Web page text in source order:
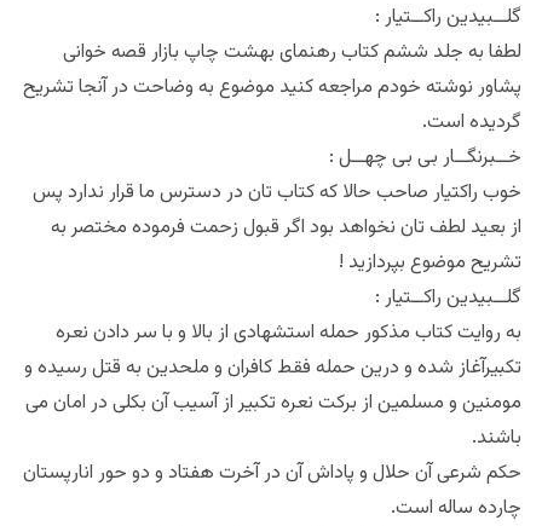
گلــبیدین راکــتیار :
لطفا به جلد ششم کتاب رهنمای بهشت چاپ بازار قصه خوانی
پشاور نوشته خودم مراجعه کنید موضوع به وضاحت در آنجا تشریح
گردیده است.
خــبرنگــار بی بی چهــل :
خوب راکتیار صاحب حالا که کتاب تان در دسترس ما قرار ندارد پس
از بعید لطف تان نخواهد بود اگر قبول زحمت فرموده مختصر به
تشریح موضوع بپردازید !
گلــبیدین راکــتیار :
به روایت کتاب مذکور حمله استشهادی از بالا و با سر دادن نعره
تکبیرآغاز شده و درین حمله فقط کافران و ملحدین به قتل رسیده و
مومنین و مسلمین از برکت نعره تکبیر از آسیب آن بکلی در امان می
باشند.
حکم شرعی آن حلال و پاداش آن در آخرت هفتاد و دو حور انارپستان
چارده ساله است.